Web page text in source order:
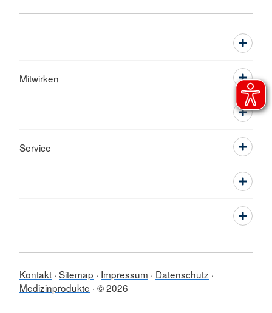
Mitwirken
Service
Kontakt Sitemap Impressum
Datenschutz
Medizinprodukte © 2026